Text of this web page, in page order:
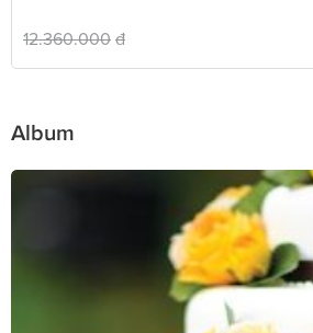
12.360.000 đ
Album